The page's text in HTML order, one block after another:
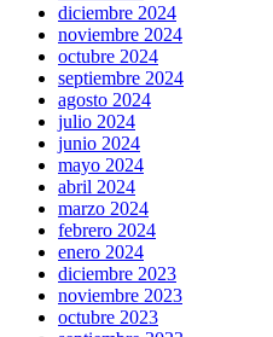
diciembre 2024
noviembre 2024
octubre 2024
septiembre 2024
agosto 2024
julio 2024
junio 2024
mayo 2024
abril 2024
marzo 2024
febrero 2024
enero 2024
diciembre 2023
noviembre 2023
octubre 2023